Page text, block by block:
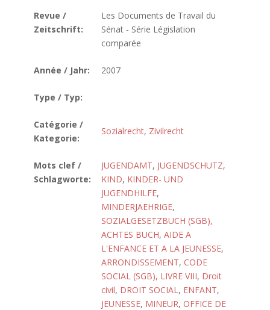
Revue /
Zeitschrift:
Les Documents de Travail du
Sénat - Série Législation
comparée
Année / Jahr: 2007
Type / Typ:
Catégorie /
Kategorie:
Sozialrecht, Zivilrecht
Mots clef /
Schlagworte:
JUGENDAMT, JUGENDSCHUTZ,
KIND, KINDER- UND
JUGENDHILFE,
MINDERJAEHRIGE,
SOZIALGESETZBUCH (SGB),
ACHTES BUCH, AIDE A
L'ENFANCE ET A LA JEUNESSE,
ARRONDISSEMENT, CODE
SOCIAL (SGB), LIVRE VIII, Droit
civil, DROIT SOCIAL, ENFANT,
JEUNESSE, MINEUR, OFFICE DE